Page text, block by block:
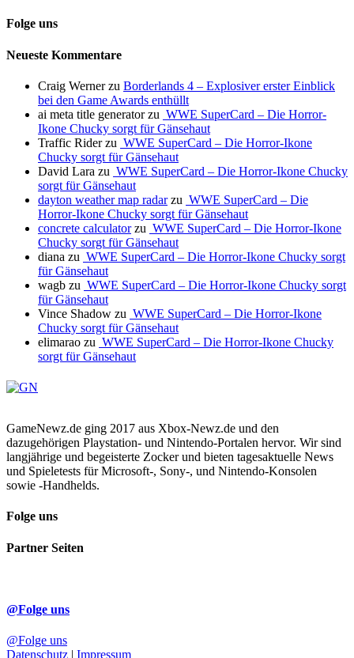
Folge uns
Neueste Kommentare
Craig Wernerzu Borderlands 4 – Explosiver erster Einblick
bei den Game Awards enthüllt
ai meta title generatorzu WWE SuperCard – Die Horror-
Ikone Chucky sorgt für Gänsehaut
Traffic Riderzu WWE SuperCard – Die Horror-Ikone
Chucky sorgt für Gänsehaut
David Lara zu WWE SuperCard – Die Horror-Ikone Chucky
sorgt für Gänsehaut
dayton weather map radarzu WWE SuperCard – Die
Horror-Ikone Chucky sorgt für Gänsehaut
concrete calculatorzu WWE SuperCard – Die Horror-Ikone
Chucky sorgt für Gänsehaut
diana zu WWE SuperCard – Die Horror-Ikone Chucky sorgt
für Gänsehaut
wagb zu WWE SuperCard – Die Horror-Ikone Chucky sorgt
für Gänsehaut
Vince Shadow zu WWE SuperCard – Die Horror-Ikone
Chucky sorgt für Gänsehaut
elimarao zu WWE SuperCard – Die Horror-Ikone Chucky
sorgt für Gänsehaut
GameNewz.de ging 2017 aus Xbox-Newz.de und den
dazugehörigen Playstation- und Nintendo-Portalen hervor. Wir sind
langjährige und begeisterte Zocker und bieten tagesaktuelle News
und Spieletests für Microsoft-, Sony-, und Nintendo-Konsolen
sowie -Handhelds.
Folge uns
Partner Seiten
@Folge uns
@Folge uns
Datenschutz | Impressum